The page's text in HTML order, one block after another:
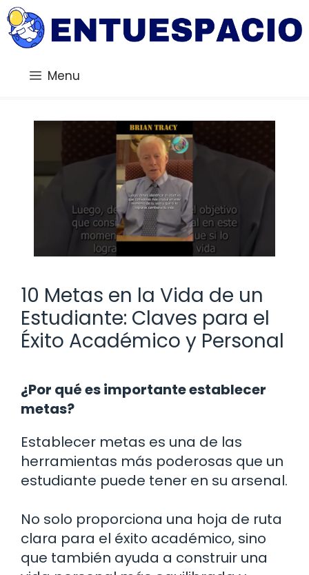
Saltar
al
contenido
Menu
10 Metas en la Vida de un
Estudiante: Claves para el
Éxito Académico y Personal
¿Por qué es importante establecer
metas?
Establecer metas es una de las
herramientas más poderosas que un
estudiante puede tener en su arsenal.
No solo proporciona una hoja de ruta
clara para el éxito académico, sino
que también ayuda a construir una